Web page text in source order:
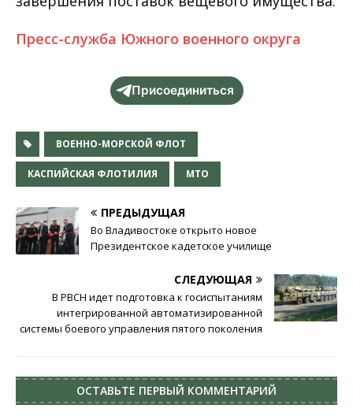
Пресс-служба Южного военного округа
Присоединиться
ВОЕННО-МОРСКОЙ ФЛОТ
КАСПИЙСКАЯ ФЛОТИЛИЯ МТО
ПРЕДЫДУЩАЯ
Во Владивостоке открыто новое
Президентское кадетское училище
СЛЕДУЮЩАЯ
В РВСН идет подготовка к госиспытаниям
интегрированной автоматизированной
системы боевого управления пятого поколения
ОСТАВЬТЕ ПЕРВЫЙ КОММЕНТАРИЙ